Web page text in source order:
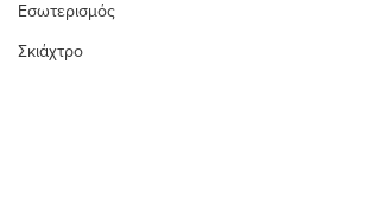
Εσωτερισμός
Σκιάχτρο